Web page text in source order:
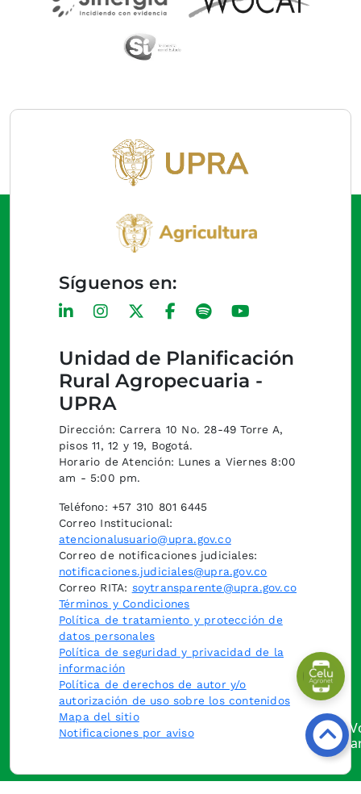
Unidad de Planificación
Rural Agropecuaria -
UPRA
Dirección: Carrera 10 No. 28-49 Torre A,
pisos 11, 12 y 19, Bogotá.
Horario de Atención: Lunes a Viernes 8:00
am - 5:00 pm.
Teléfono: +57 310 801 6445
Correo Institucional:
atencionalusuario@upra.gov.co
Correo de notificaciones judiciales:
notificaciones.judiciales@upra.gov.co
Correo RITA: soytransparente@upra.gov.co
Términos y Condiciones
Política de tratamiento y protección de
datos personales
Política de seguridad y privacidad de la
información
Política de derechos de autor y/o
autorización de uso sobre los contenidos
Mapa del sitio
Notificaciones por aviso
Síguenos en: